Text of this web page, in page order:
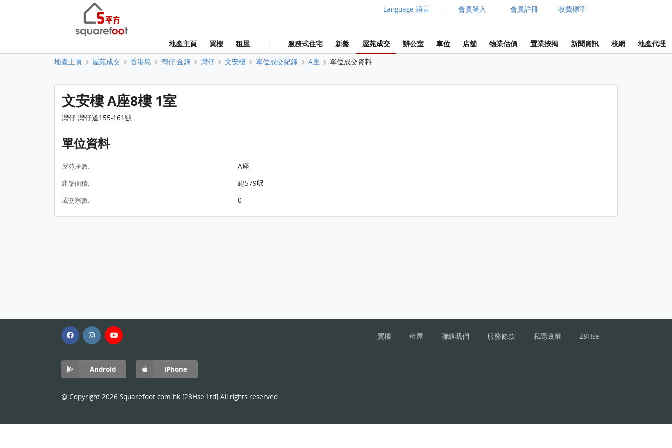
Language 語言 | 會員登入 | 會員註冊 | 收費標準
地產主頁 買樓 租屋 | 服務式住宅 新盤 屋苑成交 辦公室 車位 店舖 物業估價 置業按揭 新聞資訊 校網 地產代理
地產主頁 屋苑成交 香港島 灣仔,金鐘 灣仔 文安樓 單位成交紀錄 A座 單位成交資料
文安樓 A座8樓 1室
灣仔 灣仔道155-161號
單位資料
屋苑座數: A座
建築面積: 建579呎
成交宗數: 0
買樓 租屋 聯絡我們 服務條款 私隱政策 28Hse
Android iPhone
@ Copyright 2026 Squarefoot.com.hk [28Hse Ltd] All rights reserved.